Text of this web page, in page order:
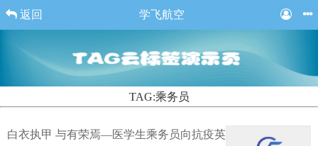
返回 学飞航空
TAG:乘务员
白衣执甲 与有荣焉—医学生乘务员向抗疫英